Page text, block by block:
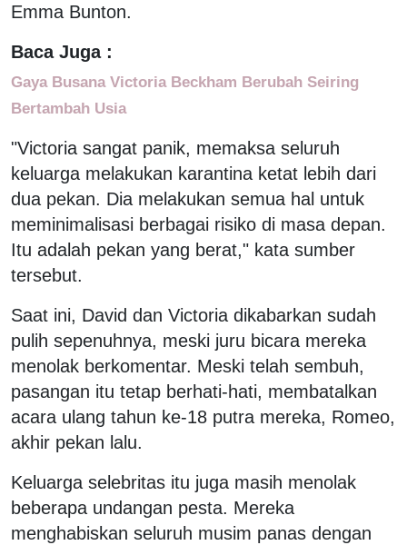
Emma Bunton.
Baca Juga :
Gaya Busana Victoria Beckham Berubah Seiring
Bertambah Usia
"Victoria sangat panik, memaksa seluruh
keluarga melakukan karantina ketat lebih dari
dua pekan. Dia melakukan semua hal untuk
meminimalisasi berbagai risiko di masa depan.
Itu adalah pekan yang berat," kata sumber
tersebut.
Saat ini, David dan Victoria dikabarkan sudah
pulih sepenuhnya, meski juru bicara mereka
menolak berkomentar. Meski telah sembuh,
pasangan itu tetap berhati-hati, membatalkan
acara ulang tahun ke-18 putra mereka, Romeo,
akhir pekan lalu.
Keluarga selebritas itu juga masih menolak
beberapa undangan pesta. Mereka
menghabiskan seluruh musim panas dengan